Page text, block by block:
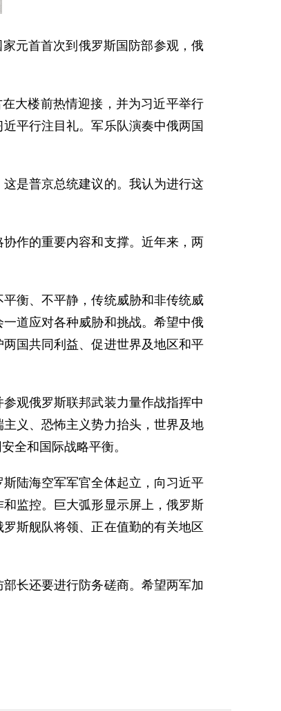
元首首次到俄罗斯国防部参观，俄
大楼前热情迎接，并为习近平举行
平行注目礼。军乐队演奏中俄两国
是普京总统建议的。我认为进行这
作的重要内容和支撑。近年来，两
衡、不平静，传统威胁和非传统威
道应对各种威胁和挑战。希望中俄
国共同利益、促进世界及地区和平
观俄罗斯联邦武装力量作战指挥中
义、恐怖主义势力抬头，世界及地
全和国际战略平衡。
陆海空军军官全体起立，向习近平
监控。巨大弧形显示屏上，俄罗斯
斯舰队将领、正在值勤的有关地区
长还要进行防务磋商。希望两军加